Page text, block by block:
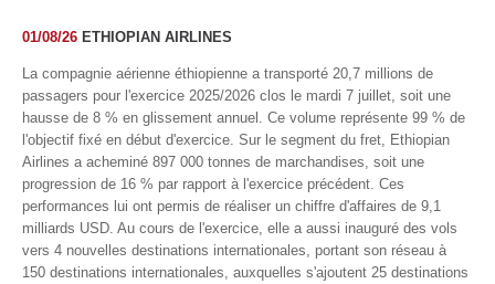
01/08/26 ETHIOPIAN AIRLINES
La compagnie aérienne éthiopienne a transporté 20,7 millions de
passagers pour l'exercice 2025/2026 clos le mardi 7 juillet, soit une
hausse de 8 % en glissement annuel. Ce volume représente 99 % de
l'objectif fixé en début d'exercice. Sur le segment du fret, Ethiopian
Airlines a acheminé 897 000 tonnes de marchandises, soit une
progression de 16 % par rapport à l'exercice précédent. Ces
performances lui ont permis de réaliser un chiffre d'affaires de 9,1
milliards USD. Au cours de l'exercice, elle a aussi inauguré des vols
vers 4 nouvelles destinations internationales, portant son réseau à
150 destinations internationales, auxquelles s'ajoutent 25 destinations